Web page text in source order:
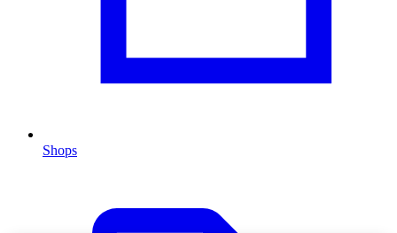
Shops